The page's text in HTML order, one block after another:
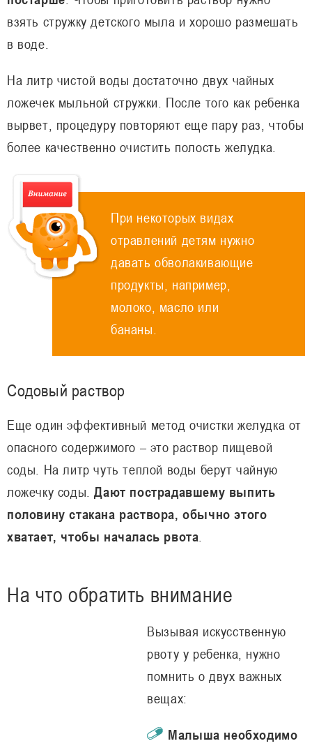
взять стружку детского мыла и хорошо размешать
в воде.
На литр чистой воды достаточно двух чайных
ложечек мыльной стружки. После того как ребенка
вырвет, процедуру повторяют еще пару раз, чтобы
более качественно очистить полость желудка.
При некоторых видах
отравлений детям нужно
давать обволакивающие
продукты, например,
молоко, масло или
бананы.
Содовый раствор
Еще один эффективный метод очистки желудка от
опасного содержимого – это раствор пищевой
соды. На литр чуть теплой воды берут чайную
ложечку соды.Дают пострадавшему выпить
половину стакана раствора, обычно этого
хватает, чтобы началась рвота
На что обратить внимание
Вызывая искусственную
рвоту у ребенка, нужно
помнить о двух важных
вещах:
Малыша необходимо